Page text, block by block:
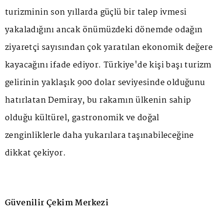
turizminin son yıllarda güçlü bir talep ivmesi
yakaladığını ancak önümüzdeki dönemde odağın
ziyaretçi sayısından çok yaratılan ekonomik değere
kayacağını ifade ediyor. Türkiye'de kişi başı turizm
gelirinin yaklaşık 900 dolar seviyesinde olduğunu
hatırlatan Demiray, bu rakamın ülkenin sahip
olduğu kültürel, gastronomik ve doğal
zenginliklerle daha yukarılara taşınabileceğine
dikkat çekiyor.
Güvenilir Çekim Merkezi